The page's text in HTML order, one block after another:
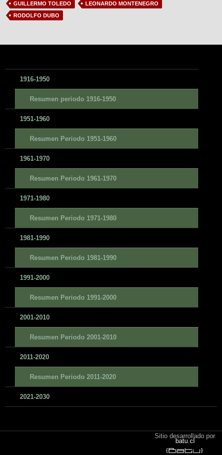
GUILLERMO TOLEDO
LEONARDO MONTENEGRO
RODOLFO DUBO
1916-1950
Resumen periodo 1916-1950
1951-1960
Resumen Periodo 1951-1960
1961-1970
Resumen Periodo 1961-1970
1971-1980
Resumen Periodo 1971-1980
1981-1990
Resumen Periodo 1981-1990
1991-2000
Resumen Periodo 1991-2000
2001-2010
Resumen Periodo 2001-2010
2011-2020
Resumen Periodo 2011-2020
2021-2030
Sitio desarrollado por
batu.cl